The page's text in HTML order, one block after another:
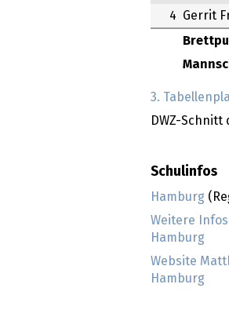
4
Gerrit
3.
DWZ-
Schulinfos
Hamburg
Weitere
Hamburg
Website
Hamburg